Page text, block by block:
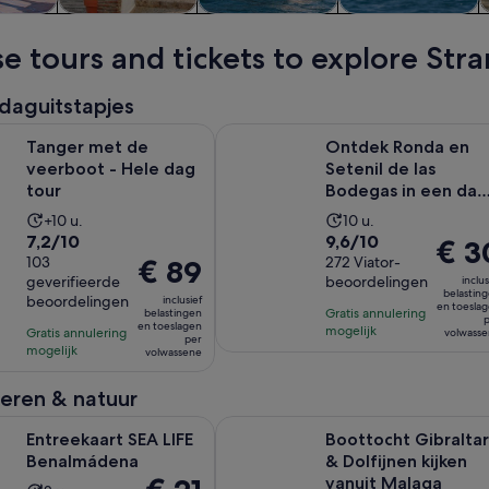
cultuur
natuur
tours and tickets to explore
Tanger met de
veerboot - Hele dag
tour
De
activiteit
duurt
10
uur
+10 u.
7.2
van
10
met
103
beoordelingen
7,2/10
103
geverifieerde
beoordelingen
Gratis annulering
mogelijk
De
prijs
is
€ 89
per
€ 89
inclusief
belastingen
en toeslagen
per
volwassene
Ontdek Ronda en
Setenil de las
Bodegas in een dag
vanuit Málaga
De
activiteit
duurt
10
uur
10 u.
9.6
van
10
met
272
9,6/10
272 Viator-
beoordelingen
Gratis annulering
mogelijk
De
prijs
is
€ 30
per
€
en
& natuur
Entreekaart SEA LIFE
Benalmádena
De
Boottocht Gibraltar
& Dolfijnen kijken
vanuit Malaga